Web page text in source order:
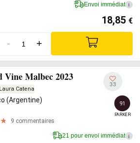
Envoi immédiat i
18,85 €
- +
Vine Malbec 2023
Catena
(Argentine)
9 commentaires
33
91
PARKER
21 pour envoi immédiat i